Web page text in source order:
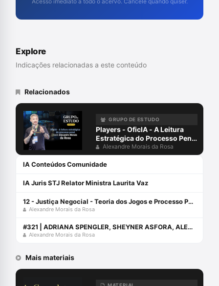
Explore
Indicações relacionadas a este conteúdo
Relacionados
GRUPO DE ESTUDO
Players - OficIA - A Leitura
Estratégica do Processo Penal
com Alexandre Morais da
Rosa
Alexandre Morais da Rosa
IA Conteúdos Comunidade
IA Juris STJ Relator Ministra Laurita Vaz
12 - Justiça Negocial - Teoria dos Jogos e Processo Penal
Alexandre Morais da Rosa
#321 | ADRIANA SPENGLER, SHEYNER ASFORA, ALEXANDRE MORAIS DA ROSA E AURY LOPES JR CONVERSAM SOBRE O EBAC (EVENTO DA ABRACRIM)
Alexandre Morais da Rosa
Mais materiais